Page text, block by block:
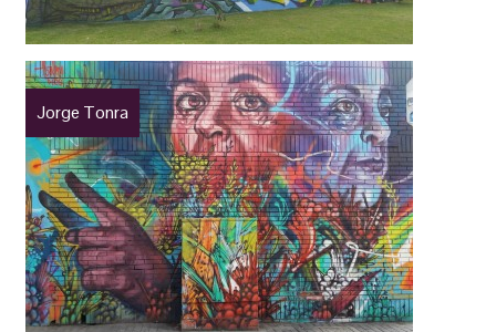
Jorge Tonra